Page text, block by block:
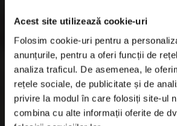
Acest site utilizează cookie-uri
Folosim cookie-uri pentru a
anunțurile, pentru a oferi funcții de
analiza traficul. De asemenea, le
rețele sociale, de publicitate și de
privire la modul în care folosiți site-ul
combina cu alte informații oferite de
Informatii utile
Informatii Livrare
Garantie si Retur